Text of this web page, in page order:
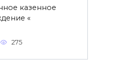
казенное
«
275